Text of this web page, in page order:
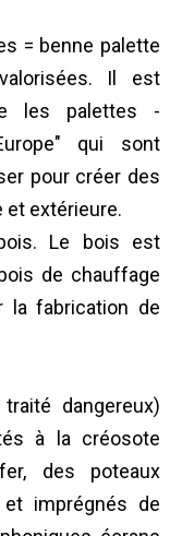
= benne palette
Il est
les palettes -
qui sont
pour créer des
et extérieure.
Le bois est
de chauffage
la fabrication de
dangereux)
à la créosote
des poteaux
imprégnés de